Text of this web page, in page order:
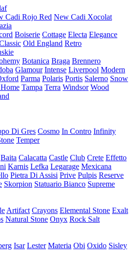
Cadi Rojo Red New Cadi Xocolat
Boiserie Cottage Electa Elegance
Old England Retro
Botanica Braga Brennero
Glamour Intense Liverpool Modern
Parma Polaris Portis Salerno Snow
Tampa Terra Windsor Wood
Di Gres Cosmo In Contro Infinity
Temper
Baita Calacatta Castle Club Crete Effetto
Karnis Lefka Legarage Mexicana
Pietra Di Assisi Prive Pulpis Reserve
Skorpion Statuario Bianco Supreme
Artifact Crayons Elemental Stone Exalt
Natural Stone Onyx Rock Salt
Isar Lester Materia Obi Oxido Sisley